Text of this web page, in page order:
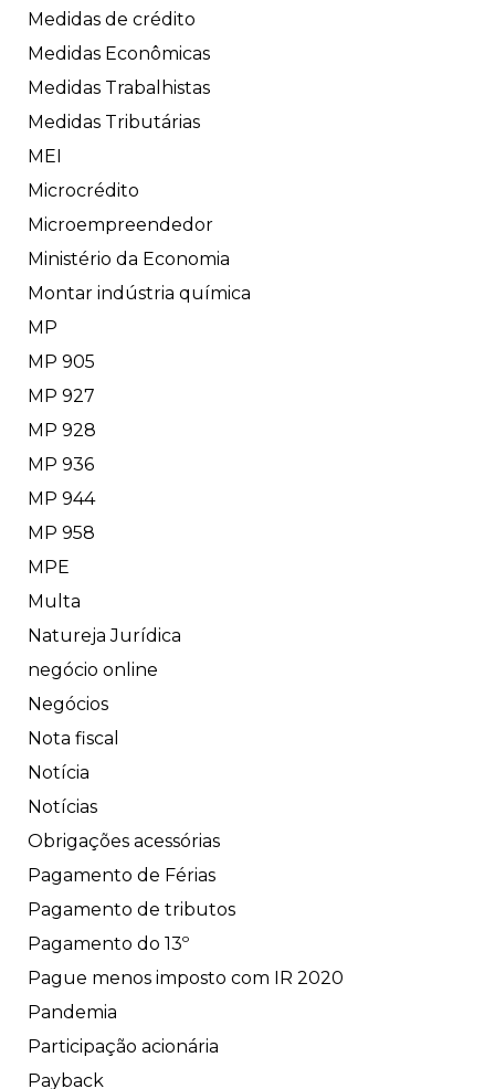
Medidas de crédito
Medidas Econômicas
Medidas Trabalhistas
Medidas Tributárias
MEI
Microcrédito
Microempreendedor
Ministério da Economia
Montar indústria química
MP
MP 905
MP 927
MP 928
MP 936
MP 944
MP 958
MPE
Multa
Natureja Jurídica
negócio online
Negócios
Nota fiscal
Notícia
Notícias
Obrigações acessórias
Pagamento de Férias
Pagamento de tributos
Pagamento do 13º
Pague menos imposto com IR 2020
Pandemia
Participação acionária
Payback